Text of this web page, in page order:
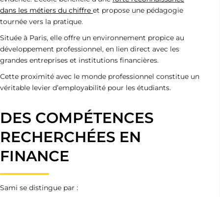
dans les métiers du chiffre et propose une pédagogie
tournée vers la pratique.
Située à Paris, elle offre un environnement propice au
développement professionnel, en lien direct avec les
grandes entreprises et institutions financières.
Cette proximité avec le monde professionnel constitue un
véritable levier d’employabilité pour les étudiants.
DES COMPÉTENCES
RECHERCHÉES EN
FINANCE
Sami se distingue par :